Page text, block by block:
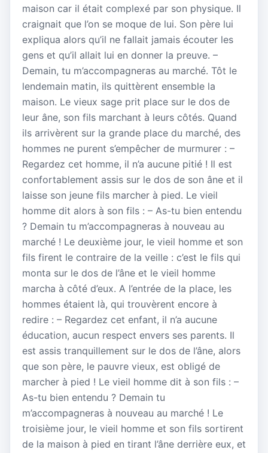
maison car il était complexé par son physique. Il
craignait que l’on se moque de lui. Son père lui
expliqua alors qu’il ne fallait jamais écouter les
gens et qu’il allait lui en donner la preuve. –
Demain, tu m’accompagneras au marché. Tôt le
lendemain matin, ils quittèrent ensemble la
maison. Le vieux sage prit place sur le dos de
leur âne, son fils marchant à leurs côtés. Quand
ils arrivèrent sur la grande place du marché, des
hommes ne purent s’empêcher de murmurer : –
Regardez cet homme, il n’a aucune pitié ! Il est
confortablement assis sur le dos de son âne et il
laisse son jeune fils marcher à pied. Le vieil
homme dit alors à son fils : – As-tu bien entendu
? Demain tu m’accompagneras à nouveau au
marché ! Le deuxième jour, le vieil homme et son
fils firent le contraire de la veille : c’est le fils qui
monta sur le dos de l’âne et le vieil homme
marcha à côté d’eux. A l’entrée de la place, les
hommes étaient là, qui trouvèrent encore à
redire : – Regardez cet enfant, il n’a aucune
éducation, aucun respect envers ses parents. Il
est assis tranquillement sur le dos de l’âne, alors
que son père, le pauvre vieux, est obligé de
marcher à pied ! Le vieil homme dit à son fils : –
As-tu bien entendu ? Demain tu
m’accompagneras à nouveau au marché ! Le
troisième jour, le vieil homme et son fils sortirent
de la maison à pied en tirant l’âne derrière eux, et